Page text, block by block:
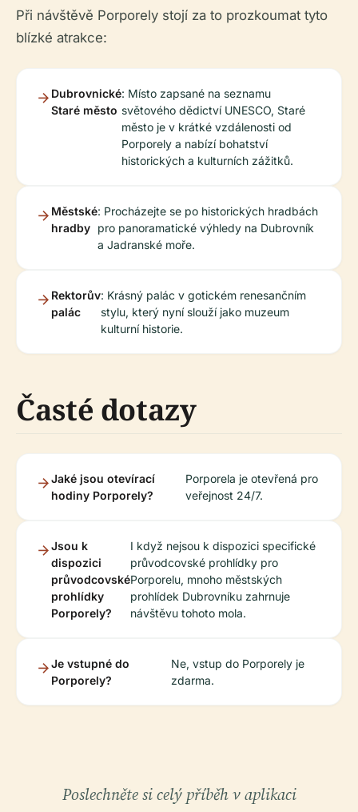
Při návštěvě Porporely stojí za to prozkoumat tyto
blízké atrakce:
Dubrovnické
Staré město
: Místo zapsané na seznamu
světového dědictví UNESCO, Staré
město je v krátké vzdálenosti od
Porporely a nabízí bohatství
historických a kulturních zážitků.
Městské
hradby
: Procházejte se po historických hradbách
pro panoramatické výhledy na Dubrovník
a Jadranské moře.
Rektorův
palác
: Krásný palác v gotickém renesančním
stylu, který nyní slouží jako muzeum
kulturní historie.
Časté dotazy
Jaké jsou otevírací
hodiny Porporely?
Porporela je otevřená pro
veřejnost 24/7.
Jsou k
dispozici
průvodcovské
prohlídky
Porporely?
I když nejsou k dispozici specifické
průvodcovské prohlídky pro
Porporelu, mnoho městských
prohlídek Dubrovníku zahrnuje
návštěvu tohoto mola.
Je vstupné do
Porporely?
Ne, vstup do Porporely je
zdarma.
Poslechněte si celý příběh v aplikaci